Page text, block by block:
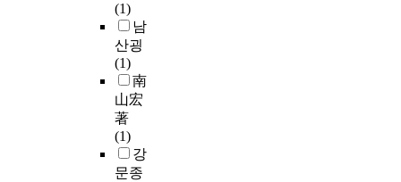
(1)
남
산굉
(1)
南
山宏
著
(1)
강
문종